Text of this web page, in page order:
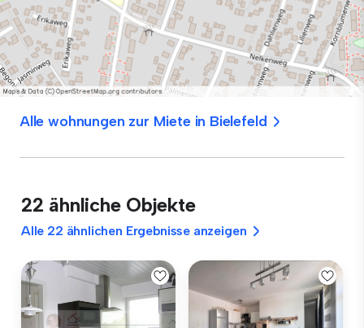
Alle wohnungen zur Miete in Bielefeld
22 ähnliche Objekte
Alle 22 ähnlichen Ergebnisse anzeigen